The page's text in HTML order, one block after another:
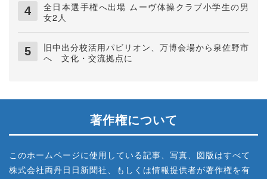
全日本選手権へ出場 ムーヴ体操クラブ小学生の男
女2人
旧中出分校活用パビリオン、万博会場から泉佐野市
へ 文化・交流拠点に
著作権について
このホームページに使用している記事、写真、図版はすべて
株式会社両丹日日新聞社、もしくは情報提供者が著作権を有